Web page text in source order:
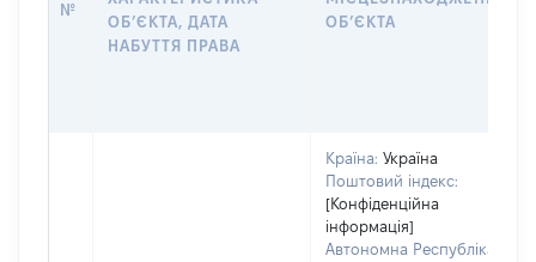
№
ОБʼЄКТА, ДАТА
НАБУТТЯ ПРАВА
ОБʼЄКТА
Країна: Україна
Поштовий індекс:
[Конфіденційна
інформація]
Автономна Республіка